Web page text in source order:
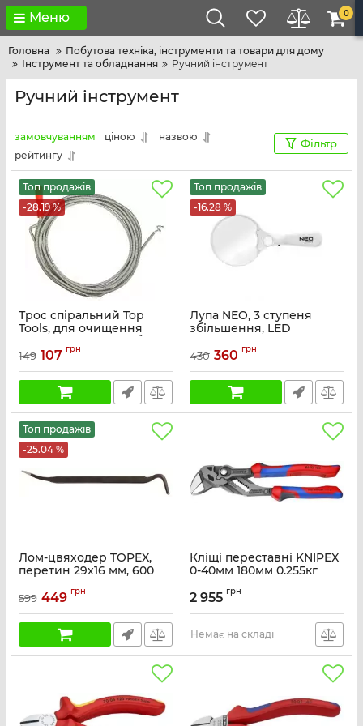
Меню 0
Головна
Побутова техніка, інструменти та товари для дому
Інструмент та обладнання
Ручний інструмент
Ручний інструмент
замовчуванням ціною
назвою
рейтингу
Фільтр
Топ продажів
-28.19 %
Трос спіральний Top
Tools, для очищення
каналізаційних труб, 1.5м
x 5мм
Артикул: 34D301
149 107 грн
Топ продажів
-16.28 %
Лупа NEO, 3 ступеня
збільшення, LED
Артикул: 06-129
430 360 грн
Топ продажів
-25.04 %
Лом-цвяходер TOPEX,
перетин 29х16 мм, 600
Артикул: 04A160
599 449 грн
Кліщі переставні KNIPEX
0-40мм 180мм 0.255кг
2 955 грн
Немає на складі